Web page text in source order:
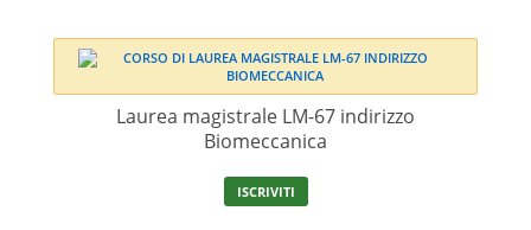
Laurea magistrale LM-67 indirizzo
Biomeccanica
ISCRIVITI